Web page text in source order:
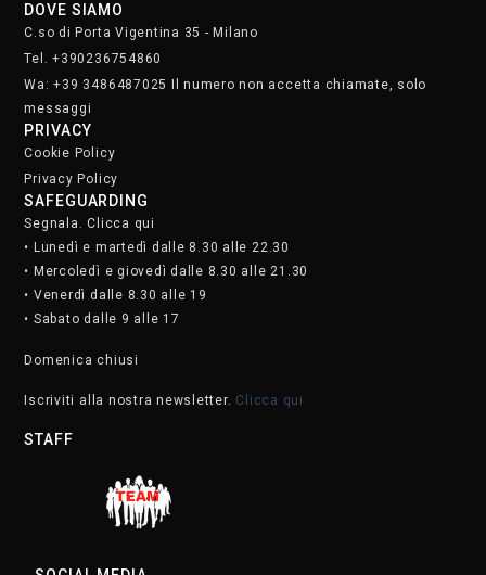
DOVE SIAMO
C.so di Porta Vigentina 35 - Milano
Tel. +390236754860
Wa: +39 3486487025 Il numero non accetta chiamate, solo
messaggi
PRIVACY
Cookie Policy
Privacy Policy
SAFEGUARDING
Segnala. Clicca qui
• Lunedì e martedì dalle 8.30 alle 22.30
• Mercoledì e giovedì dalle 8.30 alle 21.30
• Venerdì dalle 8.30 alle 19
• Sabato dalle 9 alle 17
Domenica chiusi
Iscriviti alla nostra newsletter. Clicca qui
STAFF